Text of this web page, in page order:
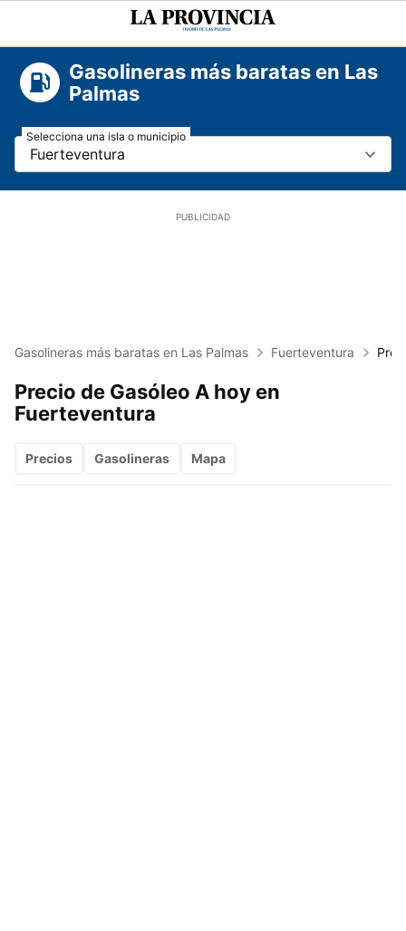
La
Gasolineras más baratas en Las
Palmas
Fuerteventura
Selecciona una isla o municipio
Gasolineras más baratas en Las Palmas Fuerteventura
Precio de Gasóleo A hoy en
Fuerteventura
Precios Gasolineras Mapa